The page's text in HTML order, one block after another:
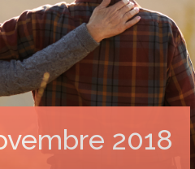
2018